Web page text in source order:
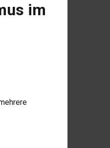
im